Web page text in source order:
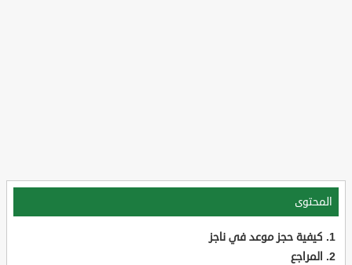
المحتوى
كيفية حجز موعد في ناجز
المراجع